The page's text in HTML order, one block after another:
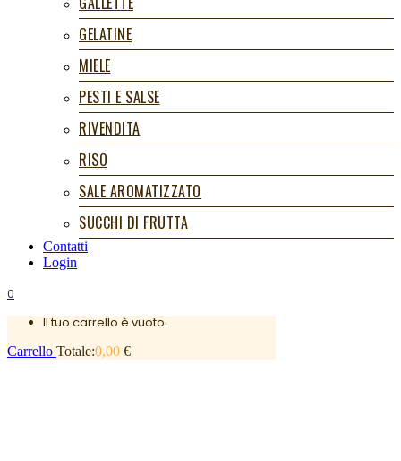
GELATINE
MIELE
PESTI E SALSE
RIVENDITA
RISO
SALE AROMATIZZATO
SUCCHI DI FRUTTA
Contatti
Login
0
Il tuo carrello è vuoto.
Carrello Totale:0,00 €